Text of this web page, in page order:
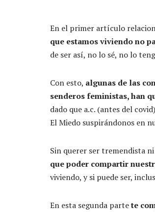
En el primer artículo
que estamos viviendo no
de ser así, no lo sé, no lo
Con esto, algunas de las
senderos feministas, han
dado que a.c. (antes del
El Miedo suspirándonos en
Sin querer ser tremendista
que poder compartir
viviendo, y si puede ser,
En esta segunda partete